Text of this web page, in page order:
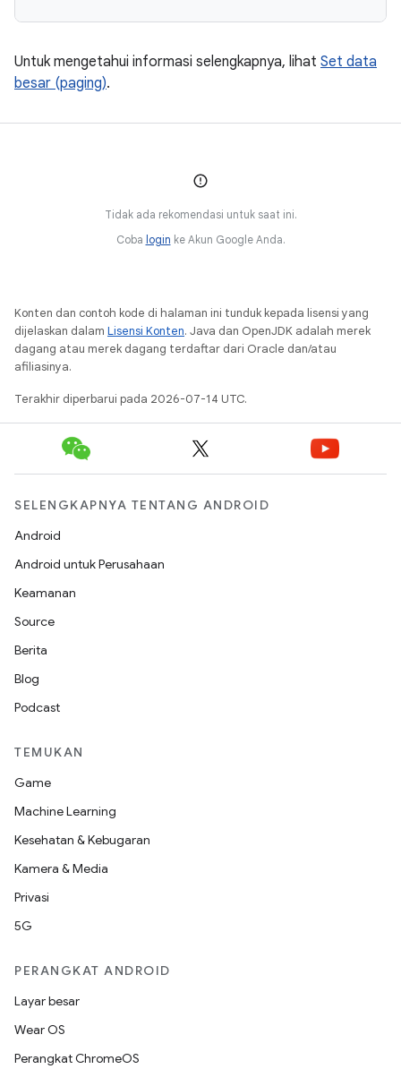
Untuk mengetahui informasi selengkapnya, lihat Set data
besar (paging).
Tidak ada rekomendasi untuk saat ini.
Coba login ke Akun Google Anda.
Konten dan contoh kode di halaman ini tunduk kepada lisensi yang
dijelaskan dalam Lisensi Konten. Java dan OpenJDK adalah merek
dagang atau merek dagang terdaftar dari Oracle dan/atau
afiliasinya.
Terakhir diperbarui pada 2026-07-14 UTC.
SELENGKAPNYA TENTANG ANDROID
Android
Android untuk Perusahaan
Keamanan
Source
Berita
Blog
Podcast
TEMUKAN
Game
Machine Learning
Kesehatan & Kebugaran
Kamera & Media
Privasi
5G
PERANGKAT ANDROID
Layar besar
Wear OS
Perangkat ChromeOS